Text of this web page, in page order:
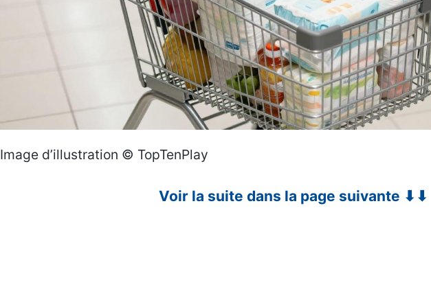
Image d’illustration © TopTenPlay
Voir la suite dans la page suivante ⬇⬇